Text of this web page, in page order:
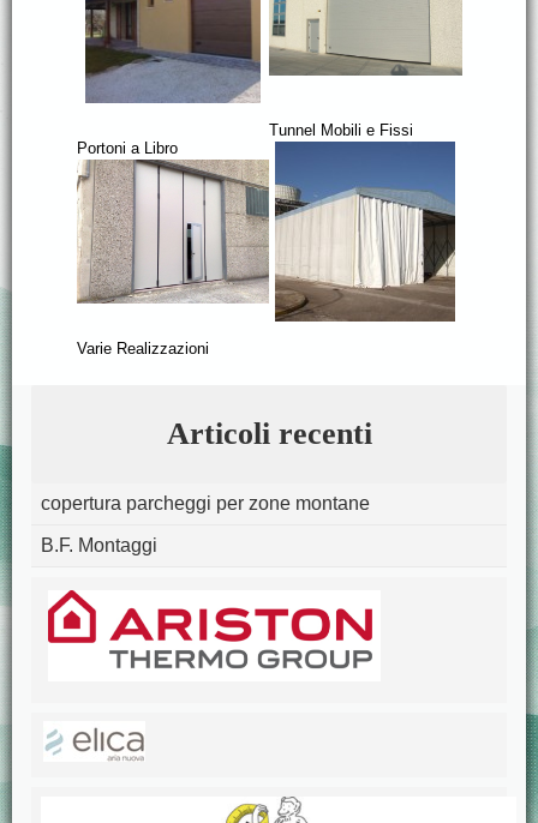
Portoni a Libro
Tunnel Mobili e Fissi
Varie Realizzazioni
Articoli recenti
copertura parcheggi per zone montane
B.F. Montaggi